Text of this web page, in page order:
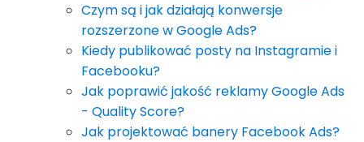
Czym są i jak działają konwersje
rozszerzone w Google Ads?
Kiedy publikować posty na Instagramie i
Facebooku?
Jak poprawić jakość reklamy Google Ads
- Quality Score?
Jak projektować banery Facebook Ads?